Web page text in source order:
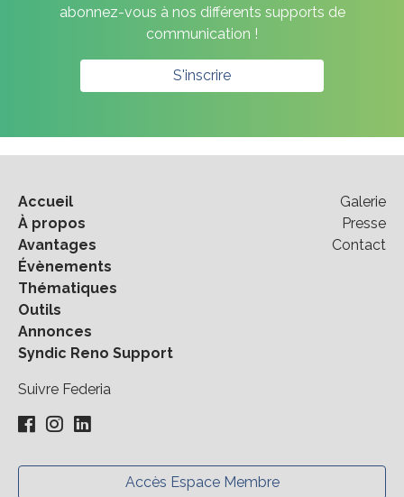
abonnez-vous à nos différents supports de
communication !
S'inscrire
Accueil
À propos
Avantages
Évènements
Thématiques
Outils
Annonces
Syndic Reno Support
Galerie
Presse
Contact
Suivre Federia
Accès Espace Membre